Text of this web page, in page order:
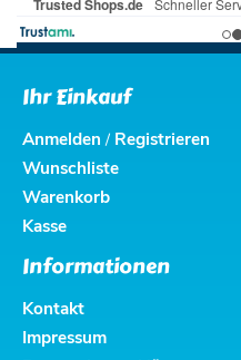
Ihr Einkauf
Anmelden / Registrieren
Wunschliste
Warenkorb
Kasse
Informationen
Kontakt
Impressum